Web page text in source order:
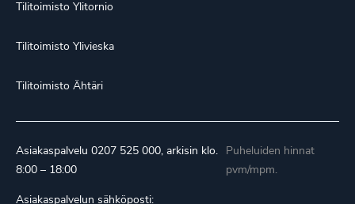
Tilitoimisto Ylitornio
Tilitoimisto Ylivieska
Tilitoimisto Ähtäri
Asiakaspalvelu 0207 525 000, arkisin klo.
8:00 – 18:00
Asiakaspalvelun sähköposti:
Puheluiden hinnat
pvm/mpm.